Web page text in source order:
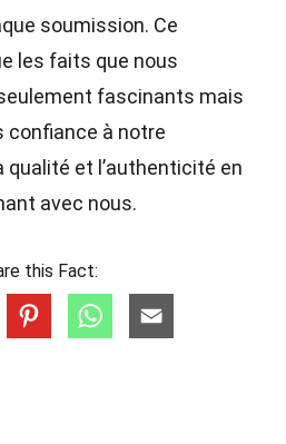
soumission. Ce
les faits que nous
fascinants mais
confiance à notre
qualité et l’authenticité en
avec nous.
this Fact: